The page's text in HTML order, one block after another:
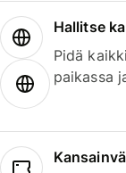
Hallitse
Pidä
paikassa